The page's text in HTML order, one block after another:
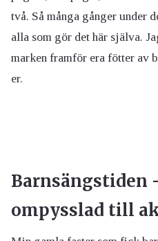
två. Så många gånger under
alla som gör det här själva.
marken framför era fötter av
er.
Barnsängstiden
ompysslad till